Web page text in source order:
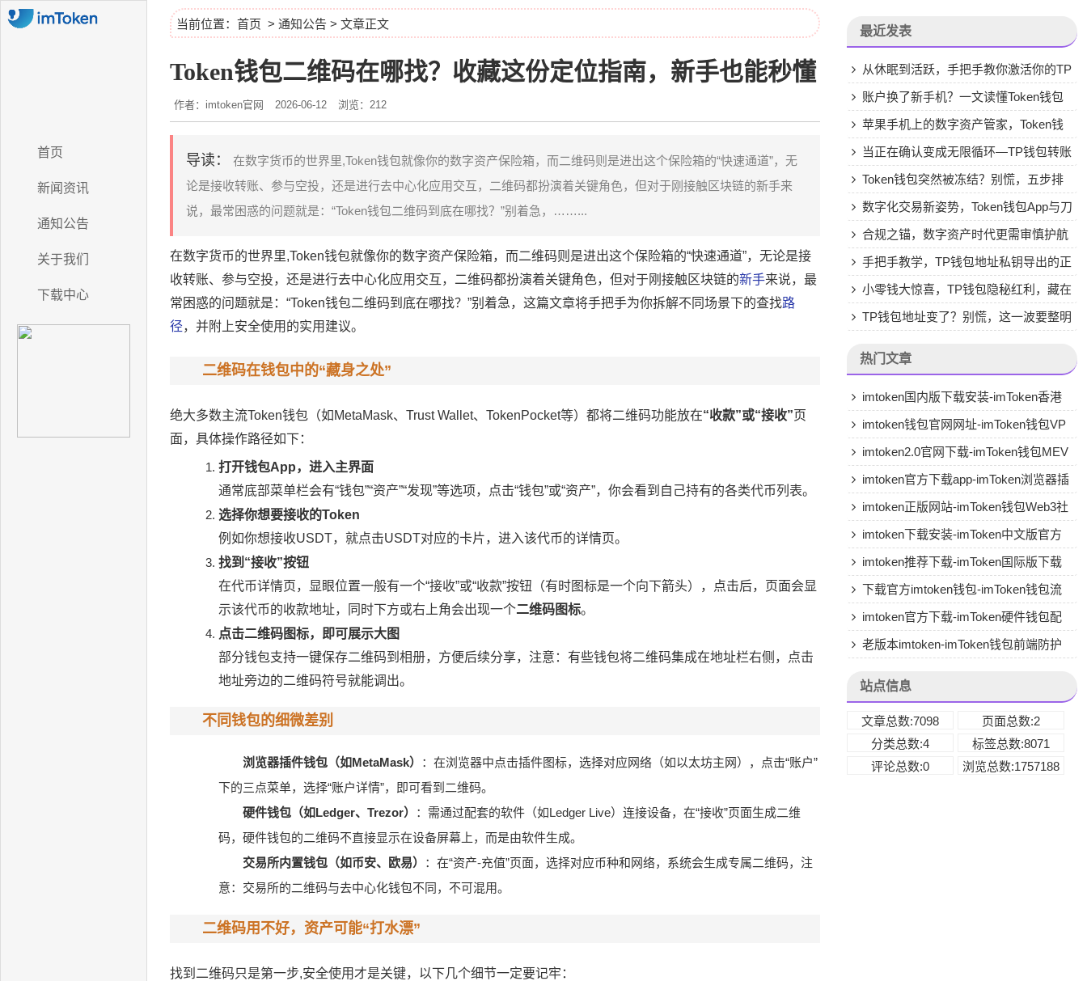
首页
新闻资讯
通知公告
关于我们
下载中心
当前位置： 首页 > 通知公告 > 文章正文
Token钱包二维码在哪找？收藏这份定位指南，新手也能秒懂
作者：imtoken官网 2026-06-12 浏览：212
导读：
在数字货币的世界里,Token钱包就像你的数字资产保险箱，而二维码则是进出这个保险箱的“快速通道”，无
论是接收转账、参与空投，还是进行去中心化应用交互，二维码都扮演着关键角色，但对于刚接触区块链的新手来
说，最常困惑的问题就是：“Token钱包二维码到底在哪找？”别着急，……...
在数字货币的世界里,Token钱包就像你的数字资产保险箱，而二维码则是进出这个保险箱的“快速通道”，无论是接
收转账、参与空投，还是进行去中心化应用交互，二维码都扮演着关键角色，但对于刚接触区块链的新手来说，最
常困惑的问题就是：“Token钱包二维码到底在哪找？”别着急，这篇文章将手把手为你拆解不同场景下的查找路
径，并附上安全使用的实用建议。
二维码在钱包中的“藏身之处”
绝大多数主流Token钱包（如MetaMask、Trust Wallet、TokenPocket等）都将二维码功能放在“收款”或“接收”页
面，具体操作路径如下：
打开钱包App，进入主界面
通常底部菜单栏会有“钱包”“资产”“发现”等选项，点击“钱包”或“资产”，你会看到自己持有的各类代币列表。
选择你想要接收的Token
例如你想接收USDT，就点击USDT对应的卡片，进入该代币的详情页。
找到“接收”按钮
在代币详情页，显眼位置一般有一个“接收”或“收款”按钮（有时图标是一个向下箭头），点击后，页面会显
示该代币的收款地址，同时下方或右上角会出现一个二维码图标。
点击二维码图标，即可展示大图
部分钱包支持一键保存二维码到相册，方便后续分享，注意：有些钱包将二维码集成在地址栏右侧，点击
地址旁边的二维码符号就能调出。
不同钱包的细微差别
浏览器插件钱包（如MetaMask）
：在浏览器中点击插件图标，选择对应网络（如以太坊主网），点击“账户”
下的三点菜单，选择“账户详情”，即可看到二维码。
硬件钱包（如Ledger、Trezor）
：需通过配套的软件（如Ledger Live）连接设备，在“接收”页面生成二维
码，硬件钱包的二维码不直接显示在设备屏幕上，而是由软件生成。
交易所内置钱包（如币安、欧易）
：在“资产-充值”页面，选择对应币种和网络，系统会生成专属二维码，注
意：交易所的二维码与去中心化钱包不同，不可混用。
二维码用不好，资产可能“打水漂”
找到二维码只是第一步,安全使用才是关键，以下几个细节一定要记牢：
最近发表
从休眠到活跃，手把手教你激活你的TP
钱包账户换了新手机？一文读懂Token钱包
身份恢复的完整流程
苹果手机上的数字资产管家，Token钱
包下载安装全指南
当正在确认变成无限循环—TP钱包转账
报错全记录与自救指南
Token钱包突然被冻结？别慌，五步排
查与自救指南
数字化交易新姿势，Token钱包App与刀
锋工具的协同操作指南
合规之锚，数字资产时代更需审慎护航
手把手教学，TP钱包地址私钥导出的正
确姿势与三个安全警示
小零钱大惊喜，TP钱包隐秘红利，藏在
代码里的烟火气优惠券
TP钱包地址变了？别慌，这一波要整明
热门文章
imtoken国内版下载安装-imToken香港
版专用下载
imtoken钱包官网网址-imToken钱包VP
N兼容
imtoken2.0官网下载-imToken钱包MEV
保护imtoken官方下载app-imToken浏览器插
件版imtoken正版网站-imToken钱包Web3社
交imtoken下载安装-imToken中文版官方
下载imtoken推荐下载-imToken国际版下载
下载官方imtoken钱包-imToken钱包流
动性挖矿
imtoken官方下载-imToken硬件钱包配
套APP
老版本imtoken-imToken钱包前端防护
站点信息
文章总数:7098
页面总数:2
分类总数:4
标签总数:8071
评论总数:0
浏览总数:1757188